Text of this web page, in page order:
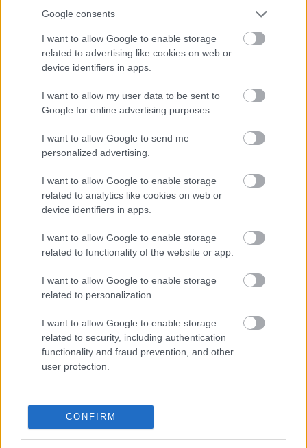
Google consents
I want to allow Google to enable storage
related to advertising like cookies on web or
device identifiers in apps.
I want to allow my user data to be sent to
Google for online advertising purposes.
I want to allow Google to send me
personalized advertising.
I want to allow Google to enable storage
related to analytics like cookies on web or
device identifiers in apps.
I want to allow Google to enable storage
related to functionality of the website or app.
I want to allow Google to enable storage
related to personalization.
I want to allow Google to enable storage
related to security, including authentication
functionality and fraud prevention, and other
user protection.
CONFIRM
14 éve
Komolyan mondjátok, hogy a nyuggerek nem
szavaznak??? ők ülnek egész nap a TV előtt, és nekik
az az "interaktív" műsor, hogy velük is törődnek, és
kikérik a véleményüket, és ennek örülnek, hogy ők
mondhatják meg hogy mi legyen. Szinte csak
nyuggerek szavaznak, higgyétek el. Igaza van
Puzsérnak.
Gondoljatok csak a Teleshopra, meg a betelefonálós
kvízműsorokra, meg a TV-s kivánságműsorokra.
panaszkodnak az mszmp fórumán, hogy nincs pénz
kenyérre, meg távfűtésre, és hogy a kormány elveszi
a nyugdíját.
14 éve
Az egy dolog, ha valaki azt mondja, hogy az
Armageddon egy szar film, hogy Csillag születik egy
szar műsor, hogy Mészáros akárki szar. Azt lehet,
meg az a dolga egy kritikusnak, ő is azért ül ott. De
azt mondani, hogy valaki azért szar, mert nem ért
hanem mert bunkó paraszt is.